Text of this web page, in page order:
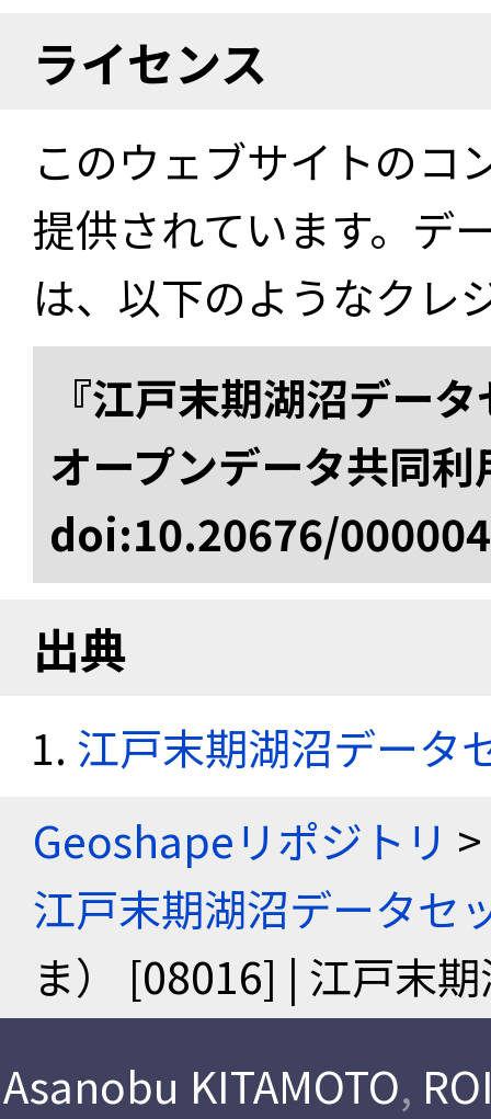
ライセンス
このウェブサイトのコ
提供されています。デ
は、以下のようなクレ
『江戸末期湖沼デー
オープンデータ共同
doi:10.20676/
出典
江戸末期湖沼データ
Geoshapeリポジトリ >
江戸末期湖沼データセ
ま） [08016] | 江戸末
Asanobu KITAMOTO,